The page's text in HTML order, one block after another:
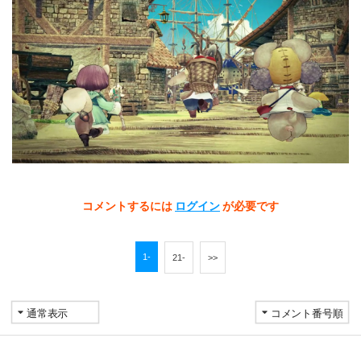
コメントするには ログインが必要です
1- 21- >>